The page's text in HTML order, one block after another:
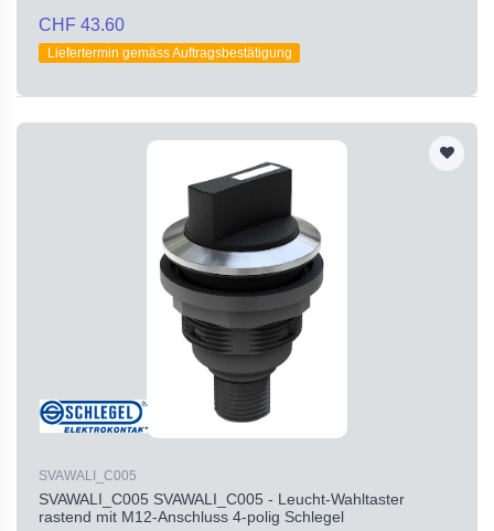
CHF 43.60
Liefertermin gemäss Auftragsbestätigung
SVAWALI_C005
SVAWALI_C005 SVAWALI_C005 - Leucht-Wahltaster
rastend mit M12-Anschluss 4-polig Schlegel